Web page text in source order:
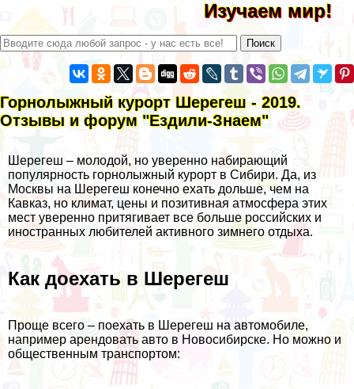
Изучаем мир!
Горнолыжный курорт Шерегеш - 2019.
Отзывы и форум "Ездили-Знаем"
Шерегеш – молодой, но уверенно набирающий
популярность горнолыжный курорт в Сибири. Да, из
Москвы на Шерегеш конечно ехать дольше, чем на
Кавказ, но климат, цены и позитивная атмосфера этих
мест уверенно притягивает все больше российских и
иностранных любителей активного зимнего отдыха.
Как доехать в Шерегеш
Проще всего – поехать в Шерегеш на автомобиле,
например арендовать авто в Новосибирске. Но можно и
общественным транспортом: